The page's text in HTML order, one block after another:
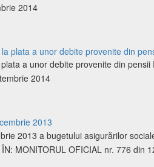
2014
plata a unor debite provenite din
a unor debite provenite din pensii
2014
2013
2013 a bugetului asigurărilor
MONITORUL OFICIAL nr. 776 din